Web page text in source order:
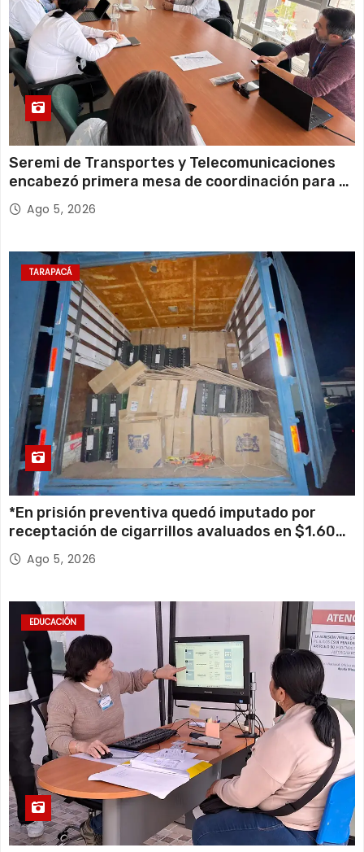
Seremi de Transportes y Telecomunicaciones
encabezó primera mesa de coordinación para el
retiro de cables en desuso en Iquique
Ago 5, 2026
TARAPACÁ
*En prisión preventiva quedó imputado por
receptación de cigarrillos avaluados en $1.600
millones*
Ago 5, 2026
EDUCACIÓN